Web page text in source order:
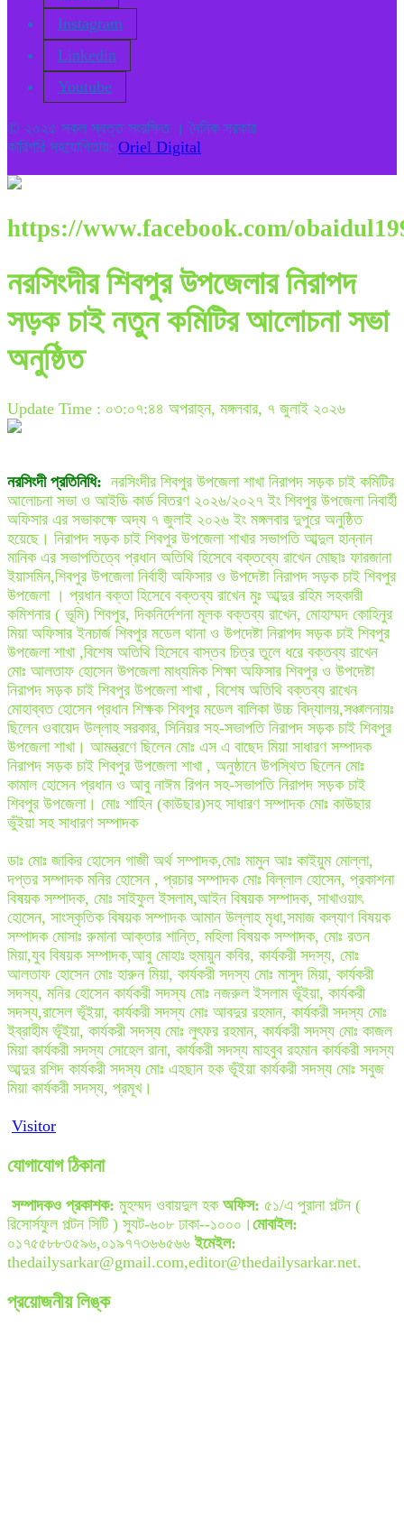
Instagram
Linkedin
Youtube
© ২০২৫ সকল স্বত্ত সংরক্ষিত । দৈনিক সরকার
কারিগরি সহযোগিতায়: Oriel Digital
https://www.facebook.com/
নরসিংদীর শিবপুর উপজেলার নিরাপদ
সড়ক চাই নতুন কমিটির আলোচনা সভা
অনুষ্ঠিত
Update Time : ০৩:০৭:৪৪ অপরাহ্ন, মঙ্গলবার, ৭ জুলাই ২০২৬
নরসিংদী প্রতিনিধি: নরসিংদীর শিবপুর উপজেলা শাখা নিরাপদ সড়ক চাই কমিটির
আলোচনা সভা ও আইডি কার্ড বিতরণ ২০২৬/২০২৭ ইং শিবপুর উপজেলা নিবার্হী
অফিসার এর সভাকক্ষে অদ্য ৭ জুলাই ২০২৬ ইং মঙ্গলবার দুপুরে অনুষ্ঠিত
হয়েছে। নিরাপদ সড়ক চাই শিবপুর উপজেলা শাখার সভাপতি আব্দুল হান্নান
মানিক এর সভাপতিত্বে প্রধান অতিথি হিসেবে বক্তব্যে রাখেন মোছাঃ ফারজানা
ইয়াসমিন,শিবপুর উপজেলা নির্বাহী অফিসার ও উপদেষ্টা নিরাপদ সড়ক চাই শিবপুর
উপজেলা । প্রধান বক্তা হিসেবে বক্তব্য রাখেন মুঃ আব্দুর রহিম সহকারী
কমিশনার ( ভূমি) শিবপুর, দিকনির্দেশনা মূলক বক্তব্য রাখেন, মোহাম্মদ কোহিনুর
মিয়া অফিসার ইনচার্জ শিবপুর মডেল থানা ও উপদেষ্টা নিরাপদ সড়ক চাই শিবপুর
উপজেলা শাখা ,বিশেষ অতিথি হিসেবে বাস্তব চিত্র তুলে ধরে বক্তব্য রাখেন
মোঃ আলতাফ হোসেন উপজেলা মাধ্যমিক শিক্ষা অফিসার শিবপুর ও উপদেষ্টা
নিরাপদ সড়ক চাই শিবপুর উপজেলা শাখা , বিশেষ অতিথি বক্তব্য রাখেন
মোহাব্বত হোসেন প্রধান শিক্ষক শিবপুর মডেল বালিকা উচ্চ বিদ্যালয়,সঞ্চালনায়ঃ
ছিলেন ওবায়েদ উল্লাহ সরকার, সিনিয়র সহ-সভাপতি নিরাপদ সড়ক চাই শিবপুর
উপজেলা শাখা। আমন্ত্রণে ছিলেন মোঃ এস এ বাছেদ মিয়া সাধারণ সম্পাদক
নিরাপদ সড়ক চাই শিবপুর উপজেলা শাখা , অনুষ্ঠানে উপস্থিত ছিলেন মোঃ
কামাল হোসেন প্রধান ও আবু নাঈম রিপন সহ-সভাপতি নিরাপদ সড়ক চাই
শিবপুর উপজেলা। মোঃ শাহিন (কাউছার)সহ সাধারণ সম্পাদক মোঃ কাউছার
ভুঁইয়া সহ সাধারণ সম্পাদক
ডাঃ মোঃ জাকির হোসেন গাজী অর্থ সম্পাদক,মোঃ মামুন আঃ কাইয়ুম মোল্লা,
দপ্তর সম্পাদক মনির হোসেন , প্রচার সম্পাদক মোঃ বিল্লাল হোসেন, প্রকাশনা
বিষয়ক সম্পাদক, মোঃ সাইফুল ইসলাম,আইন বিষয়ক সম্পাদক, সাখাওয়াৎ
হোসেন, সাংস্কৃতিক বিষয়ক সম্পাদক আমান উল্লাহ মৃধা,সমাজ কল্যাণ বিষয়ক
সম্পাদক মোসাঃ রুমানা আক্তার শান্তি, মহিলা বিষয়ক সম্পাদক, মোঃ রতন
মিয়া,যুব বিষয়ক সম্পাদক,আবু মোহাঃ হুমায়ুন কবির, কার্যকরী সদস্য, মোঃ
আলতাফ হোসেন মোঃ হারুন মিয়া, কার্যকরী সদস্য মোঃ মাসুদ মিয়া, কার্যকরী
সদস্য, মনির হোসেন কার্যকরী সদস্য মোঃ নজরুল ইসলাম ভূঁইয়া, কার্যকরী
সদস্য,রাসেল ভূঁইয়া, কার্যকরী সদস্য মোঃ আবদুর রহমান, কার্যকরী সদস্য মোঃ
ইব্রাহীম ভূঁইয়া, কার্যকরী সদস্য মোঃ লুৎফর রহমান, কার্যকরী সদস্য মোঃ কাজল
মিয়া কার্যকরী সদস্য সোহেল রানা, কার্যকরী সদস্য মাহবুব রহমান কার্যকরী সদস্য
আব্দুর রশিদ কার্যকরী সদস্য মোঃ এহছান হক ভূঁইয়া কার্যকরী সদস্য মোঃ সবুজ
মিয়া কার্যকরী সদস্য, প্রমূখ।
Visitor
যোগাযোগ ঠিকানা
সম্পাদকও প্রকাশক: মুহম্মদ ওবায়দুল হক অফিস: ৫১/এ পুরানা পল্টন (
রিসোর্সফুল পল্টন সিটি ) স্যুট-৬০৮ ঢাকা--১০০০। মোবাইল:
০১৭৫৫৮৮৩৫৯৬,০১৯৭৭৩৬৬৫৬৬ইমেইল:
thedailysarkar@gmail.com,editor@thedailysarkar.net.
প্রয়োজনীয় লিঙ্ক